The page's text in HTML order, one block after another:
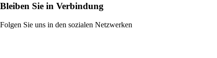
Bleiben Sie in Verbindung
Folgen Sie uns in den sozialen Netzwerken